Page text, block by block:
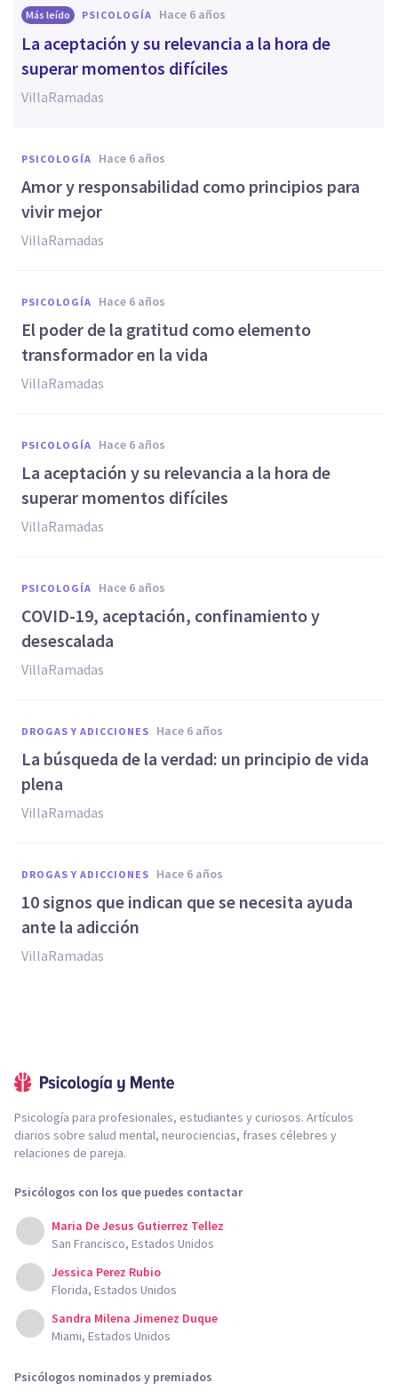
Más leído PSICOLOGÍA hace 6 años
La aceptación y su relevancia a la hora de
superar momentos difíciles
VillaRamadas
PSICOLOGÍA hace 6 años
Amor y responsabilidad como principios para
vivir mejor
VillaRamadas
PSICOLOGÍA hace 6 años
El poder de la gratitud como elemento
transformador en la vida
VillaRamadas
PSICOLOGÍA hace 6 años
La aceptación y su relevancia a la hora de
superar momentos difíciles
VillaRamadas
PSICOLOGÍA hace 6 años
COVID-19, aceptación, confinamiento y
desescalada
VillaRamadas
DROGAS Y ADICCIONES hace 6 años
La búsqueda de la verdad: un principio de vida
plena
VillaRamadas
DROGAS Y ADICCIONES hace 6 años
10 signos que indican que se necesita ayuda
ante la adicción
VillaRamadas
Psicología para profesionales, estudiantes y curiosos. Artículos
diarios sobre salud mental, neurociencias, frases célebres y
relaciones de pareja.
Psicólogos con los que puedes contactar
Maria De Jesus Gutierrez Tellez
San Francisco, Estados Unidos
Jessica Perez Rubio
Florida, Estados Unidos
Sandra Milena Jimenez Duque
Miami, Estados Unidos
Psicólogos nominados y premiados